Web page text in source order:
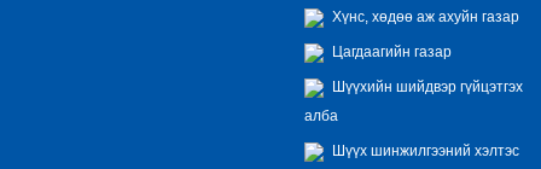
Хүнс, хөдөө аж ахуйн газар
Цагдаагийн газар
Шүүхийн шийдвэр гүйцэтгэх
алба
Шүүх шинжилгээний хэлтэс